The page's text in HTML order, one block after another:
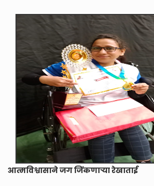
आत्मविश्वासाने जग जिंकणाऱ्या रेखाताई